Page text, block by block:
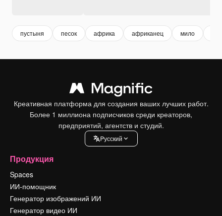
пустыня песок африка африканец мило
Креативная платформа для создания ваших лучших работ.
Более 1 миллиона подписчиков среди креаторов,
предприятий, агентств и студий.
Pусский
Продукция
Spaces
ИИ-помощник
Генератор изображений ИИ
Генератор видео ИИ